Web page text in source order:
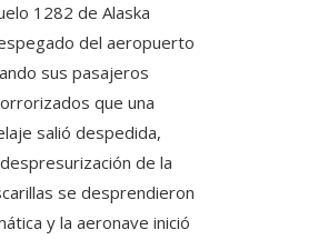
1282 de Alaska
del aeropuerto
sus pasajeros
que una
salió despedida,
de la
se desprendieron
y la aeronave inició